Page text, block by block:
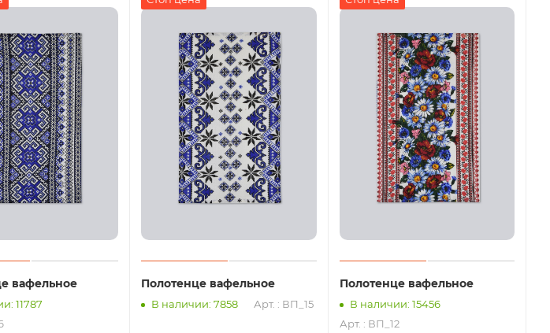
вафельное
11787
Полотенце вафельное
В наличии: 7858 Арт. : ВП_15
Полотенце вафельное
В наличии: 15456
Арт. : ВП_12